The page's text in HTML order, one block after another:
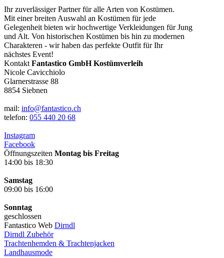
Ihr zuverlässiger Partner für alle Arten von Kostümen.
Mit einer breiten Auswahl an Kostümen für jede
Gelegenheit bieten wir hochwertige Verkleidungen für Jung
und Alt. Von historischen Kostümen bis hin zu modernen
Charakteren - wir haben das perfekte Outfit für Ihr
nächstes Event!
Kontakt Fantastico GmbH Kostümverleih
Nicole Cavicchiolo
Glarnerstrasse 88
8854 Siebnen
mail: info@fantastico.ch
telefon: 055 440 20 68
Instagram
Facebook
Öffnungszeiten Montag bis Freitag
14:00 bis 18:30
Samstag
09:00 bis 16:00
Sonntag
geschlossen
Fantastico Web Dirndl
Dirndl Zubehör
Trachtenhemden & Trachtenjacken
Landhausmode